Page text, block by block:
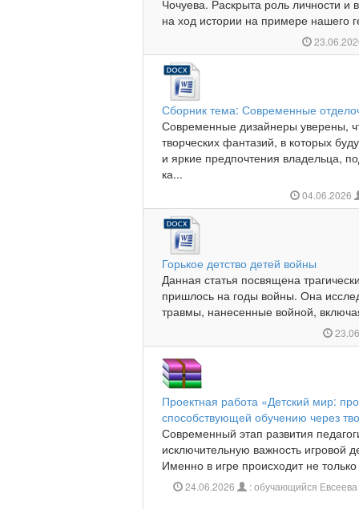
Чочуева. Раскрыта роль личности и
на ход истории на примере нашего
Сборник тема: Современные
Современные дизайнеры уверены,
творческих фантазий, в которых
и яркие предпочтения владельца,
ка...
04.06.2026
Горькое детство детей войны
Данная статья посвящена
пришлось на годы войны. Она
травмы, нанесенные войной,
Проектная работа «Детский мир:
способствующей обучению через
Современный этап развития
исключительную важность игровой
Именно в игре происходит не
24.06.2026 : обучающийся